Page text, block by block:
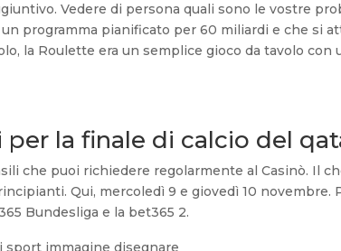
Vedere di persona quali sono le vostre
programma pianificato per 60 miliardi e che si
la Roulette era un semplice gioco da tavolo con
la finale di calcio del
che puoi richiedere regolarmente al Casinò. Il
Qui, mercoledì 9 e giovedì 10 novembre.
Bundesliga e la bet365 2.
sport immagine disegnare